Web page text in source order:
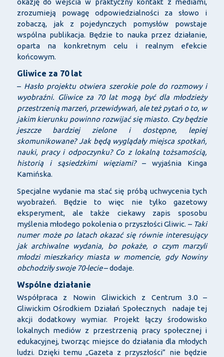
okazję do wejścia w praktyczny kontakt z mediami,
zrozumieją powagę odpowiedzialności za słowo i
zobaczą, jak z pojedynczych pomysłów powstaje
wspólna publikacja. Będzie to nauka przez działanie,
oparta na konkretnym celu i realnym efekcie
końcowym.
Gliwice za 70 lat
– Hasło projektu otwiera szerokie pole do rozmowy i
wyobraźni. Gliwice za 70 lat mogą być dla młodzieży
przestrzenią marzeń, przewidywań, ale też pytań o to, w
jakim kierunku powinno rozwijać się miasto. Czy będzie
jeszcze bardziej zielone i dostępne, lepiej
skomunikowane? Jak będą wyglądały miejsca spotkań,
nauki, pracy i odpoczynku? Co z lokalną tożsamością,
historią i sąsiedzkimi więziami?– wyjaśnia Kinga
Kamińska.
Specjalne wydanie ma stać się próbą uchwycenia tych
wyobrażeń. Będzie to więc nie tylko gazetowy
eksperyment, ale także ciekawy zapis sposobu
myślenia młodego pokolenia o przyszłości Gliwic. – Taki
numer może po latach okazać się równie interesujący
jak archiwalne wydania, bo pokaże, o czym marzyli
młodzi mieszkańcy miasta w momencie, gdy Nowiny
obchodziły swoje 70-lecie– dodaje.
Wspólne działanie
Współpraca z Nowin Gliwickich z Centrum 3.0 –
Gliwickim Ośrodkiem Działań Społecznych nadaje tej
akcji dodatkowy wymiar. Projekt łączy środowisko
lokalnych mediów z przestrzenią pracy społecznej i
edukacyjnej, tworząc miejsce do działania dla młodych
ludzi. Dzięki temu „Gazeta z przyszłości” nie będzie